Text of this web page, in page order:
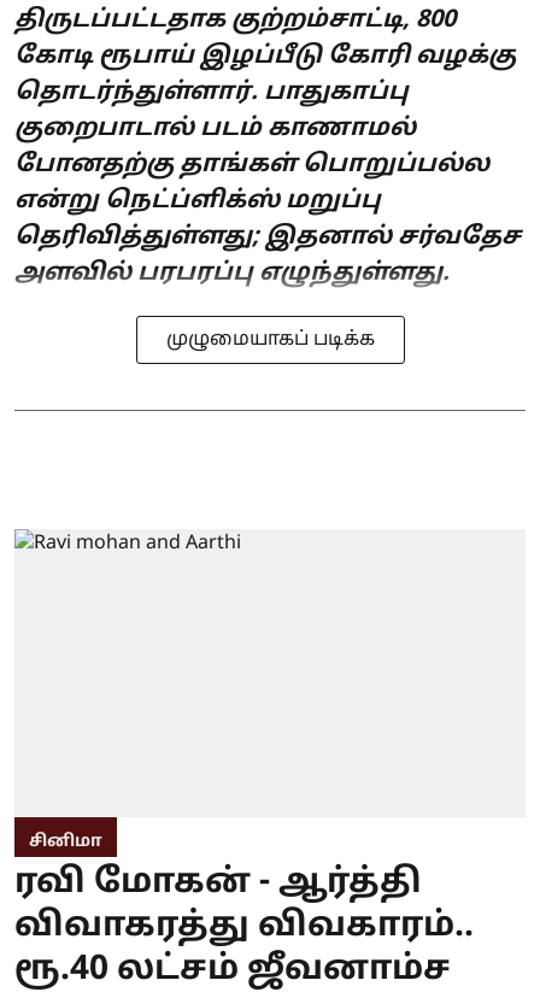
திருடப்பட்டதாக குற்றம்சாட்டி, 800
கோடி ரூபாய் இழப்பீடு கோரி வழக்கு
தொடர்ந்துள்ளார். பாதுகாப்பு
குறைபாடால் படம் காணாமல்
போனதற்கு தாங்கள் பொறுப்பல்ல
என்று நெட்ப்ளிக்ஸ் மறுப்பு
தெரிவித்துள்ளது; இதனால் சர்வதேச
அளவில் பரபரப்பு எழுந்துள்ளது.
முழுமையாகப் படிக்க
சினிமா
ரவி மோகன் - ஆர்த்தி
விவாகரத்து விவகாரம்..
ரூ.40 லட்சம் ஜீவனாம்ச